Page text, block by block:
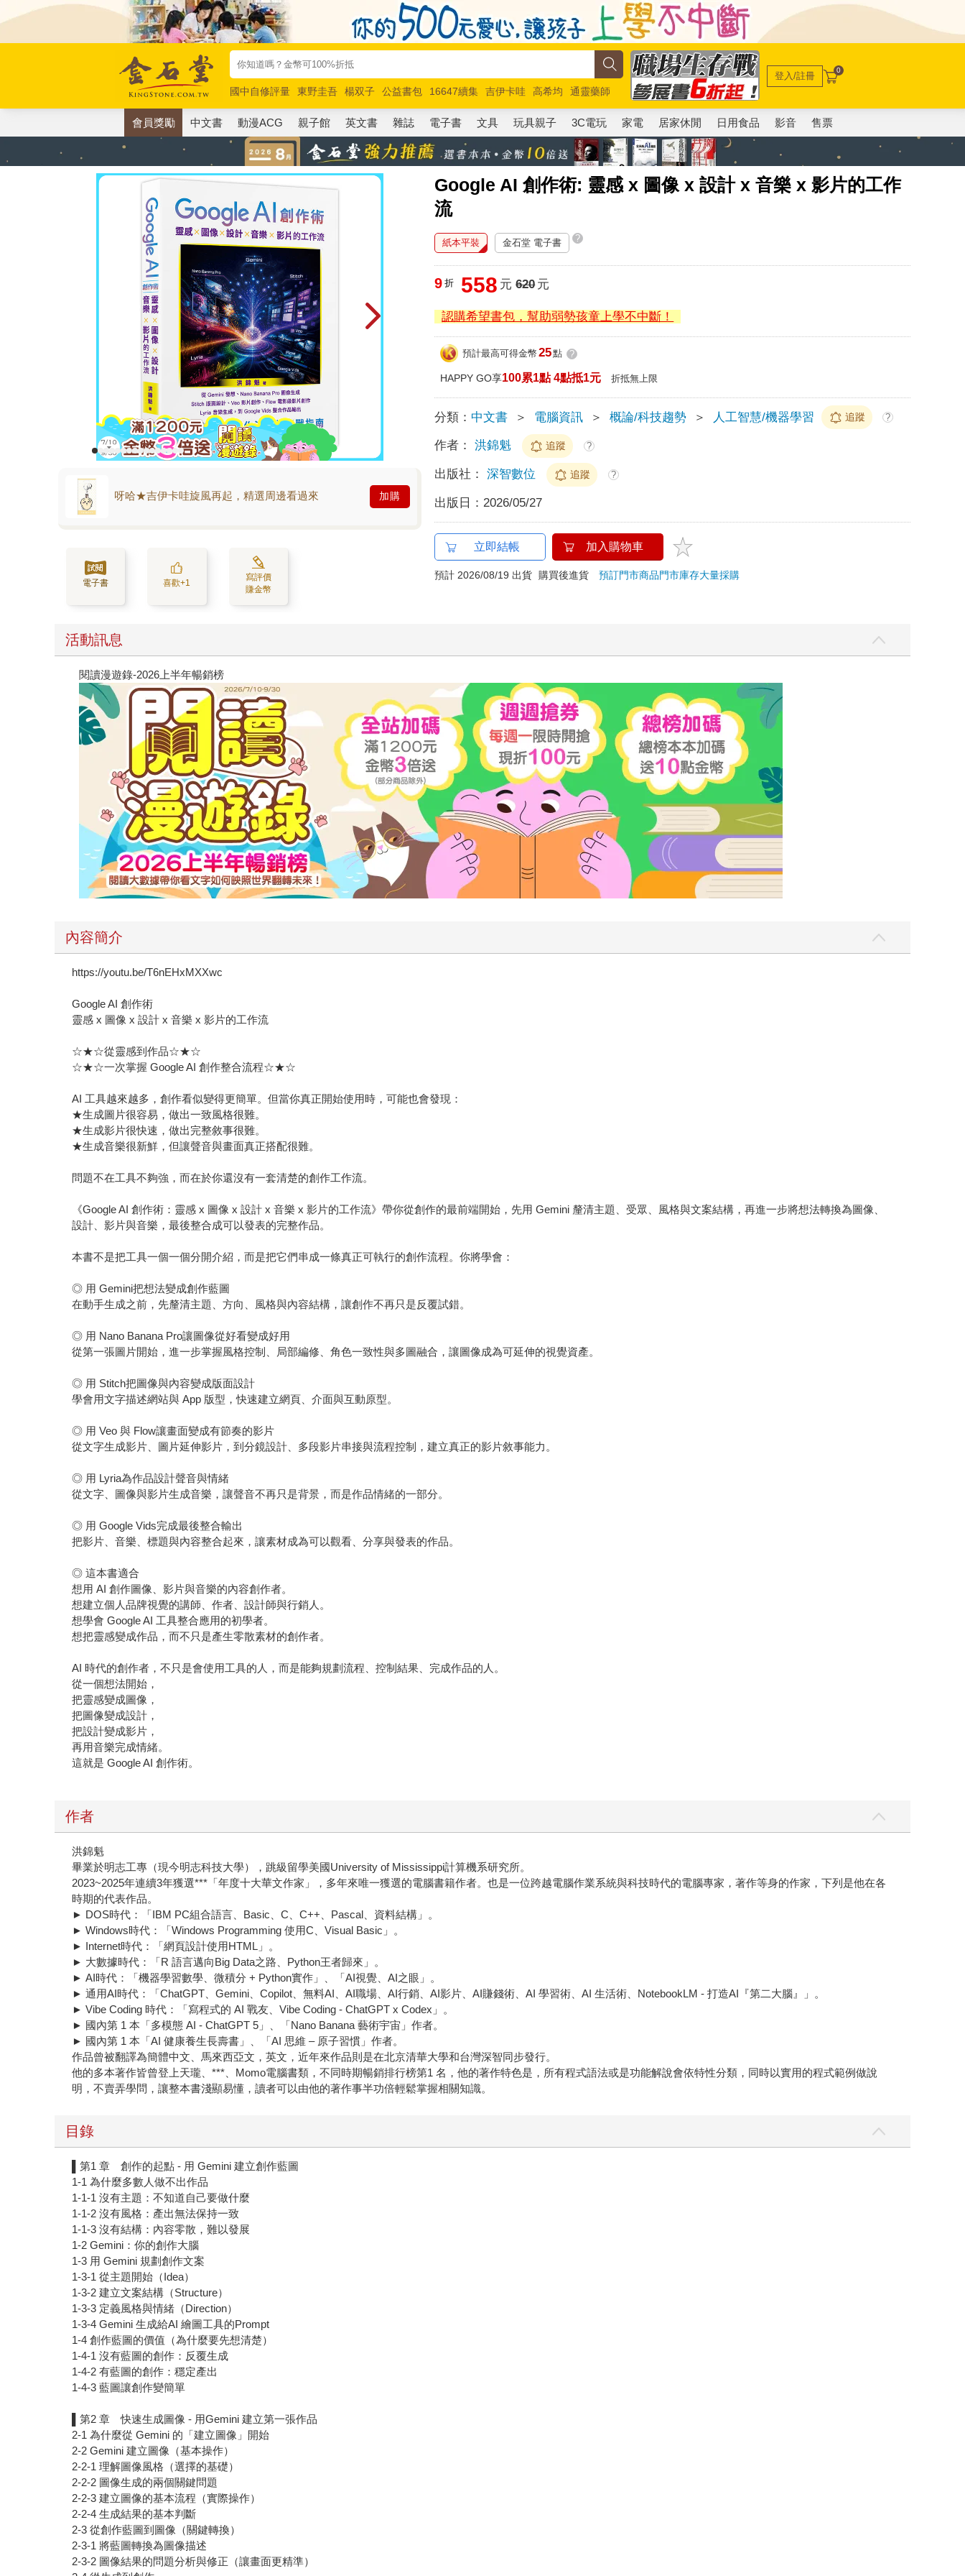
國中自修評量 東野圭吾 楊双子 公益書包 16647續集 吉伊卡哇 高希均
通靈藥師
唯紅花綻放
奧德賽 路邊攤新作 馬斯克 玩具總動員5 超慢跑
登入/註冊 0
會員獎勵 中文書 動漫ACG 親子館 英文書 雜誌 電子書 文具 玩具親子 3C電玩 家電 居家休閒 日用食品 影音 售票
Google AI 創作術: 靈感 x 圖像 x 設計 x 音樂 x 影片的工作
流
呀哈★吉伊卡哇旋風再起，精選周邊看過來 加購
電子書 喜歡+1
寫評價
賺金幣
紙本平裝 金石堂 電子書 ?
9 折 558 元 620元
認購希望書包，幫助弱勢孩童上學不中斷！
預計最高可得金幣 25點 ?
HAPPY GO享100累1點 4點抵1元 折抵無上限
分類： 中文書 ＞ 電腦資訊 ＞ 概論/科技趨勢 ＞ 人工智慧/機器學習 追蹤 ?
作者： 洪錦魁 追蹤 ?
出版社： 深智數位 追蹤 ?
出版日： 2026/05/27
立即結帳 加入購物車
預計 2026/08/19 出貨 購買後進貨預訂門市商品門市庫存大量採購
活動訊息
閱讀漫遊錄-2026上半年暢銷榜
內容簡介
https://youtu.be/T6nEHxMXXwc
Google AI 創作術
靈感 x 圖像 x 設計 x 音樂 x 影片的工作流
☆★☆從靈感到作品☆★☆
☆★☆一次掌握 Google AI 創作整合流程☆★☆
AI 工具越來越多，創作看似變得更簡單。但當你真正開始使用時，可能也會發現：
★生成圖片很容易，做出一致風格很難。
★生成影片很快速，做出完整敘事很難。
★生成音樂很新鮮，但讓聲音與畫面真正搭配很難。
問題不在工具不夠強，而在於你還沒有一套清楚的創作工作流。
《Google AI 創作術：靈感 x 圖像 x 設計 x 音樂 x 影片的工作流》帶你從創作的最前端開始，先用 Gemini 釐清主題、受眾、風格與文案結構，再進一步將想法轉換為圖像、
設計、影片與音樂，最後整合成可以發表的完整作品。
本書不是把工具一個一個分開介紹，而是把它們串成一條真正可執行的創作流程。你將學會：
◎ 用 Gemini把想法變成創作藍圖
在動手生成之前，先釐清主題、方向、風格與內容結構，讓創作不再只是反覆試錯。
◎ 用 Nano Banana Pro讓圖像從好看變成好用
從第一張圖片開始，進一步掌握風格控制、局部編修、角色一致性與多圖融合，讓圖像成為可延伸的視覺資產。
◎ 用 Stitch把圖像與內容變成版面設計
學會用文字描述網站與 App 版型，快速建立網頁、介面與互動原型。
◎ 用 Veo 與 Flow讓畫面變成有節奏的影片
從文字生成影片、圖片延伸影片，到分鏡設計、多段影片串接與流程控制，建立真正的影片敘事能力。
◎ 用 Lyria為作品設計聲音與情緒
從文字、圖像與影片生成音樂，讓聲音不再只是背景，而是作品情緒的一部分。
◎ 用 Google Vids完成最後整合輸出
把影片、音樂、標題與內容整合起來，讓素材成為可以觀看、分享與發表的作品。
◎ 這本書適合
想用 AI 創作圖像、影片與音樂的內容創作者。
想建立個人品牌視覺的講師、作者、設計師與行銷人。
想學會 Google AI 工具整合應用的初學者。
想把靈感變成作品，而不只是產生零散素材的創作者。
AI 時代的創作者，不只是會使用工具的人，而是能夠規劃流程、控制結果、完成作品的人。
從一個想法開始，
把靈感變成圖像，
把圖像變成設計，
把設計變成影片，
再用音樂完成情緒。
這就是 Google AI 創作術。
作者
洪錦魁
畢業於明志工專（現今明志科技大學），跳級留學美國University of Mississippi計算機系研究所。
2023~2025年連續3年獲選***「年度十大華文作家」，多年來唯一獲選的電腦書籍作者。也是一位跨越電腦作業系統與科技時代的電腦專家，著作等身的作家，下列是他在各
時期的代表作品。
► DOS時代：「IBM PC組合語言、Basic、C、C++、Pascal、資料結構」。
► Windows時代：「Windows Programming 使用C、Visual Basic」。
► Internet時代：「網頁設計使用HTML」。
► 大數據時代：「R 語言邁向Big Data之路、Python王者歸來」。
► AI時代：「機器學習數學、微積分 + Python實作」、「AI視覺、AI之眼」。
► 通用AI時代：「ChatGPT、Gemini、Copilot、無料AI、AI職場、AI行銷、AI影片、AI賺錢術、AI 學習術、AI 生活術、NotebookLM - 打造AI『第二大腦』」。
► Vibe Coding 時代：「寫程式的 AI 戰友、Vibe Coding - ChatGPT x Codex」。
► 國內第 1 本「多模態 AI - ChatGPT 5」、「Nano Banana 藝術宇宙」作者。
► 國內第 1 本「AI 健康養生長壽書」、「AI 思維 – 原子習慣」作者。
作品曾被翻譯為簡體中文、馬來西亞文，英文，近年來作品則是在北京清華大學和台灣深智同步發行。
他的多本著作皆曾登上天瓏、***、Momo電腦書類，不同時期暢銷排行榜第1 名，他的著作特色是，所有程式語法或是功能解說會依特性分類，同時以實用的程式範例做說
明，不賣弄學問，讓整本書淺顯易懂，讀者可以由他的著作事半功倍輕鬆掌握相關知識。
目錄
▌第1 章 創作的起點 - 用 Gemini 建立創作藍圖
1-1 為什麼多數人做不出作品
1-1-1 沒有主題：不知道自己要做什麼
1-1-2 沒有風格：產出無法保持一致
1-1-3 沒有結構：內容零散，難以發展
1-2 Gemini：你的創作大腦
1-3 用 Gemini 規劃創作文案
1-3-1 從主題開始（Idea）
1-3-2 建立文案結構（Structure）
1-3-3 定義風格與情緒（Direction）
1-3-4 Gemini 生成給AI 繪圖工具的Prompt
1-4 創作藍圖的價值（為什麼要先想清楚）
1-4-1 沒有藍圖的創作：反覆生成
1-4-2 有藍圖的創作：穩定產出
1-4-3 藍圖讓創作變簡單
▌第2 章 快速生成圖像 - 用Gemini 建立第一張作品
2-1 為什麼從 Gemini 的「建立圖像」開始
2-2 Gemini 建立圖像（基本操作）
2-2-1 理解圖像風格（選擇的基礎）
2-2-2 圖像生成的兩個關鍵問題
2-2-3 建立圖像的基本流程（實際操作）
2-2-4 生成結果的基本判斷
2-3 從創作藍圖到圖像（關鍵轉換）
2-3-1 將藍圖轉換為圖像描述
2-3-2 圖像結果的問題分析與修正（讓畫面更精準）